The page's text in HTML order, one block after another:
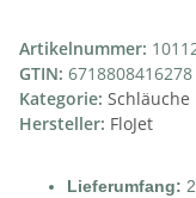
Artikelnummer:
GTIN: 6718808416278
Kategorie:
Hersteller: FloJet
Lieferumfang: